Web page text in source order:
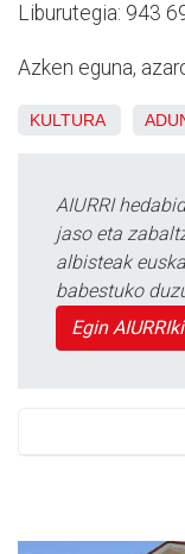
Liburutegia: 943
Azken eguna,
KULTURA
AIURRI
jaso eta
albisteak
babestuko
Egin